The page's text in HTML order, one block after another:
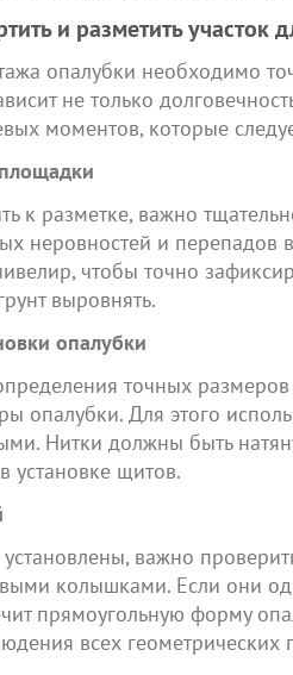
и разметить участок
опалубки необходимо
не только
моментов, которые
к разметке, важно
неровностей и перепадов
чтобы точно
выровнять.
опалубки
точных
опалубки. Для этого
Нитки должны быть
установке щитов.
важно
колышками. Если они
прямоугольную форму
всех геометрических